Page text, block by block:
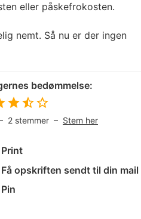
eller påskefrokosten.
nemt. Så nu er der ingen
bedømmelse:
2 stemmer – Stem her
Print
Få opskriften sendt til din mail
Pin